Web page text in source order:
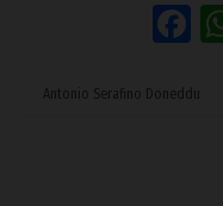
Antonio Serafino Doneddu